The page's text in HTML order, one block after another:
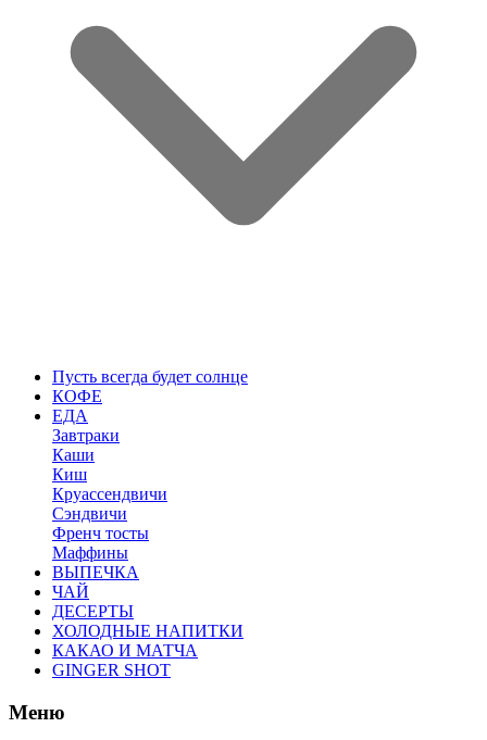
Пусть всегда будет солнце
КОФЕ
ЕДА
Завтраки
Каши
Киш
Круассендвичи
Сэндвичи
Френч тосты
Маффины
ВЫПЕЧКА
ЧАЙ
ДЕСЕРТЫ
ХОЛОДНЫЕ НАПИТКИ
КАКАО И МАТЧА
GINGER SHOT
Меню